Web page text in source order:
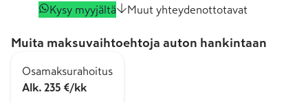
Kysy myyjältä
Muut yhteydenottotavat
Muita maksuvaihtoehtoja auton hankintaan
Osamaksurahoitus
Alk. 235 €/kk